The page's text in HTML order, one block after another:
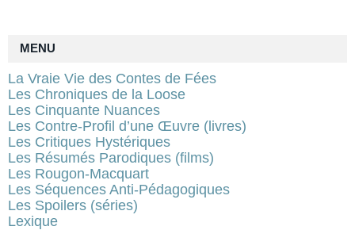
MENU
La Vraie Vie des Contes de Fées
Les Chroniques de la Loose
Les Cinquante Nuances
Les Contre-Profil d’une Œuvre (livres)
Les Critiques Hystériques
Les Résumés Parodiques (films)
Les Rougon-Macquart
Les Séquences Anti-Pédagogiques
Les Spoilers (séries)
Lexique